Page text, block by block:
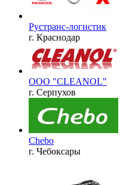
Рустранс-логистик
г. Краснодар
ООО "CLEANOL"
г. Серпухов
Chebo
г. Чебоксары